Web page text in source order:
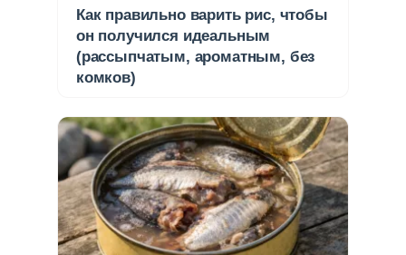
Как правильно варить рис, чтобы
он получился идеальным
(рассыпчатым, ароматным, без
комков)